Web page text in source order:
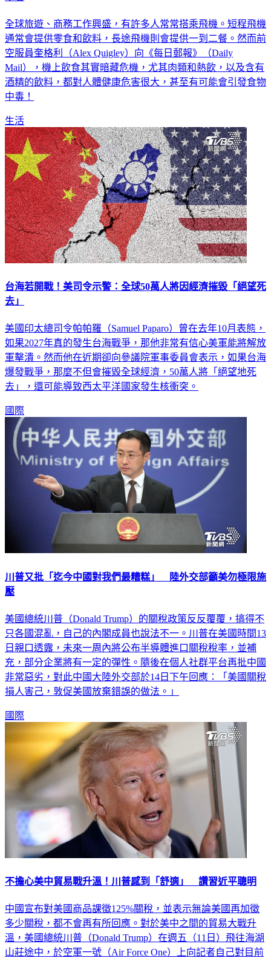
全球旅遊、商務工作興盛，有許多人常常搭乘飛機。短程飛機
通常會提供零食和飲料，長途飛機則會提供一到二餐。然而前
空服員奎格利（Alex Quigley）向《每日郵報》（Daily
Mail），機上飲食其實暗藏危機，尤其肉類和熱飲，以及含有
酒精的飲料，都對人體健康危害很大，甚至有可能會引發食物
中毒！
生活
台海若開戰！美司令示警：全球50萬人將因經濟摧毀「絕望死
去」
美國印太總司令帕帕羅（Samuel Paparo）曾在去年10月表態，
如果2027年真的發生台海戰爭，那他非常有信心美軍能將解放
軍擊潰。然而他在近期卻向參議院軍事委員會表示，如果台海
爆發戰爭，那麼不但會摧毀全球經濟，50萬人將「絕望地死
去」，還可能導致西太平洋國家發生核衝突。
國際
川普又批「迄今中國對我們最糟糕」 陸外交部籲美勿極限施
壓
美國總統川普（Donald Trump）的關稅政策反反覆覆，搞得不
只各國混亂，自己的內閣成員也說法不一。川普在美國時間13
日親口透露，未來一周內將公布半導體進口關稅稅率，並補
充，部分企業將有一定的彈性。隨後在個人社群平台再批中國
非常惡劣，對此中國大陸外交部於14日下午回應：「美國關稅
損人害己，敦促美國放棄錯誤的做法。」
國際
不擔心美中貿易戰升溫！川普感到「舒適」 讚習近平聰明
中國宣布對美國商品課徵125%關稅，並表示無論美國再加徵
多少關稅，都不會再有所回應。對於美中之間的貿易大戰升
溫，美國總統川普（Donald Trump）在週五（11日）飛往海湖
山莊途中，於空軍一號（Air Force One）上向記者自己對目前